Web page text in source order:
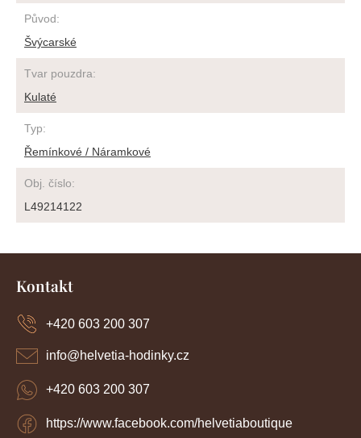
Původ:
Švýcarské
Tvar pouzdra:
Kulaté
Typ:
Řemínkové / Náramkové
Obj. číslo:
L49214122
Kontakt
info@helvetia-hodinky.cz
+420 603 200 307
https://www.facebook.com/helvetiaboutique
+420 603 200 307